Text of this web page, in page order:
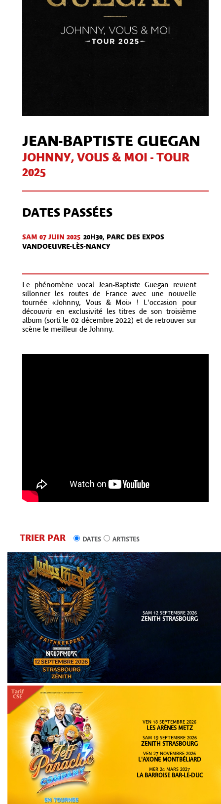
JEAN-BAPTISTE GUEGAN
JOHNNY, VOUS & MOI - TOUR
2025
DATES PASSÉES
SAM 07 JUIN 2025 20H30, PARC DES EXPOS
VANDOEUVRE-LÈS-NANCY
Le phénomène vocal Jean-Baptiste Guegan revient
sillonner les routes de France avec une nouvelle
tournée «Johnny, Vous & Moi» ! L'occasion pour
découvrir en exclusivité les titres de son troisième
album (sorti le 02 décembre 2022) et de retrouver sur
scène le meilleur de Johnny.
TRIER PAR DATES ARTISTES
SAM 12 SEPTEMBRE 2026
ZENITH STRASBOURG
VEN 18 SEPTEMBRE 2026
LES ARÈNES METZ
SAM 19 SEPTEMBRE 2026
ZENITH STRASBOURG
VEN 27 NOVEMBRE 2026
L'AXONE MONTBÉLIARD
MER 24 MARS 2027
LA BARROISE BAR-LE-DUC